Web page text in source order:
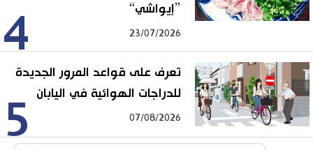
4
”إيواشي“
23/07/2026
5
تعرف على قواعد المرور الجديدة
للدراجات الهوائية في اليابان
07/08/2026